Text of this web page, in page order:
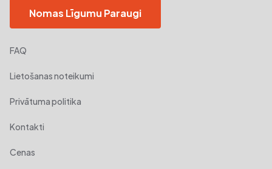
Nomas Līgumu Paraugi
FAQ
Lietošanas noteikumi
Privātuma politika
Kontakti
Cenas